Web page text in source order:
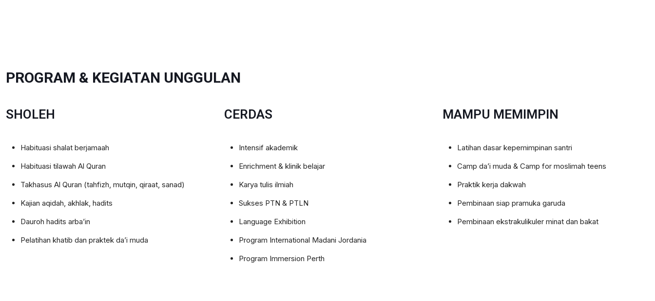
PROGRAM & KEGIATAN UNGGULAN
SHOLEH
Habituasi shalat berjamaah
Habituasi tilawah Al Quran
Takhasus Al Quran (tahfizh, mutqin, qiraat, sanad)
Kajian aqidah, akhlak, hadits
Dauroh hadits arba’in
Pelatihan khatib dan praktek da’i muda
CERDAS
Intensif akademik
Enrichment & klinik belajar
Karya tulis ilmiah
Sukses PTN & PTLN
Language Exhibition
Program International Madani Jordania
Program Immersion Perth
MAMPU MEMIMPIN
Latihan dasar kepemimpinan santri
Camp da’i muda & Camp for moslimah teens
Praktik kerja dakwah
Pembinaan siap pramuka garuda
Pembinaan ekstrakulikuler minat dan bakat